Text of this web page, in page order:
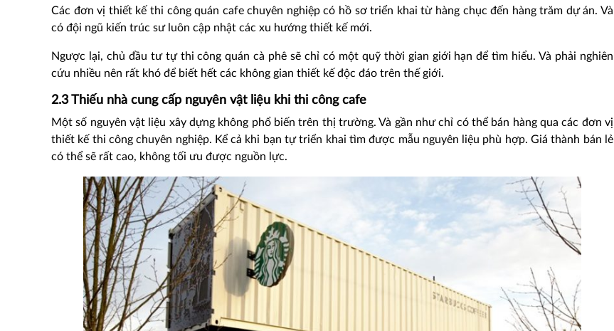
Các đơn vị thiết kế thi công quán cafe chuyên nghiệp có hồ sơ triển khai từ hàng chục đến hàng trăm dự án. Và
có đội ngũ kiến trúc sư luôn cập nhật các xu hướng thiết kế mới.
Ngược lại, chủ đầu tư tự thi công quán cà phê sẽ chỉ có một quỹ thời gian giới hạn để tìm hiểu. Và phải nghiên
cứu nhiều nên rất khó để biết hết các không gian thiết kế độc đáo trên thế giới.
2.3 Thiếu nhà cung cấp nguyên vật liệu khi thi công cafe
Một số nguyên vật liệu xây dựng không phổ biến trên thị trường. Và gần như chỉ có thể bán hàng qua các đơn vị
thiết kế thi công chuyên nghiệp. Kể cả khi bạn tự triển khai tìm được mẫu nguyên liệu phù hợp. Giá thành bán lẻ
có thể sẽ rất cao, không tối ưu được nguồn lực.